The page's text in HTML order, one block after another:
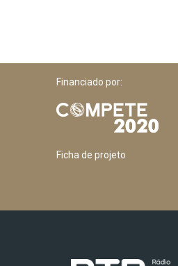
Financiado por:
Ficha de projeto